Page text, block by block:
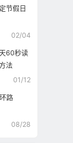
节假日
02/04
60秒读
法
01/12
路
08/28